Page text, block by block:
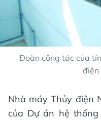
Đoàn công tác của
điện
Nhà máy Thủy điện
của Dự án hệ